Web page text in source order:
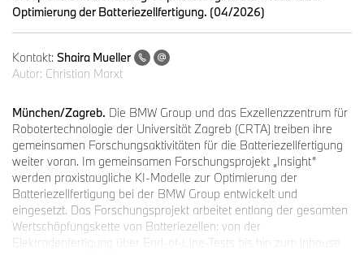
Optimierung der Batteriezellfertigung. (04/2026)
Kontakt: Shaira Mueller
Autor: Christian Marxt
München/Zagreb. Die BMW Group und das Exzellenzzentrum für
Robotertechnologie der Universität Zagreb (CRTA) treiben ihre
gemeinsamen Forschungsaktivitäten für die Batteriezellfertigung
weiter voran. Im gemeinsamen Forschungsprojekt „Insight“
werden praxistaugliche KI-Modelle zur Optimierung der
Batteriezellfertigung bei der BMW Group entwickelt und
eingesetzt. Das Forschungsprojekt arbeitet entlang der gesamten
Wertschöpfungskette von Batteriezellen: von der
Elektrodenfertigung über End-of-Line-Tests bis hin zum inhouse